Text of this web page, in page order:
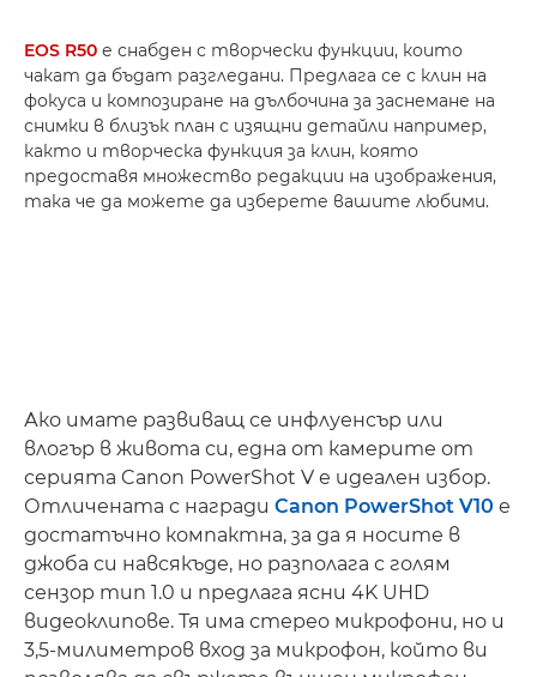
EOS R50 е снабден с творчески функции, които
чакат да бъдат разгледани. Предлага се с клин на
фокуса и композиране на дълбочина за заснемане на
снимки в близък план с изящни детайли например,
както и творческа функция за клин, която
предоставя множество редакции на изображения,
така че да можете да изберете вашите любими.
Ако имате развиващ се инфлуенсър или
влогър в живота си, една от камерите от
серията Canon PowerShot V е идеален избор.
Отличената с награди Canon PowerShot V10 е
достатъчно компактна, за да я носите в
джоба си навсякъде, но разполага с голям
сензор тип 1.0 и предлага ясни 4K UHD
видеоклипове. Тя има стерео микрофони, но и
3,5-милиметров вход за микрофон, който ви